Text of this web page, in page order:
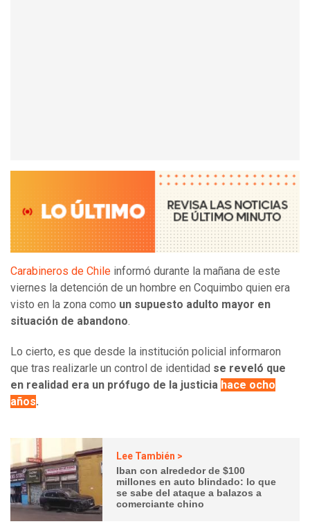
Carabineros de Chile informó durante la mañana de este
viernes la detención de un hombre en Coquimbo quien era
visto en la zona como un supuesto adulto mayor en
situación de abandono.
Lo cierto, es que desde la institución policial informaron
que tras realizarle un control de identidad se reveló que
en realidad era un prófugo de la justicia hace ocho
años.
Lee También >
Iban con alrededor de $100
millones en auto blindado: lo que
se sabe del ataque a balazos a
comerciante chino